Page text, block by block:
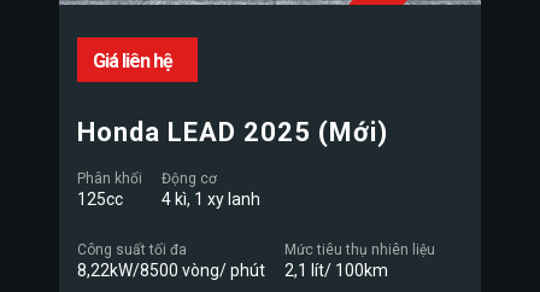
Giá liên hệ
Honda LEAD 2025 (Mới)
Phân khối
125cc
Động cơ
4 kì, 1 xy lanh
Công suất tối đa
8,22kW/8500 vòng/ phút
Mức tiêu thụ nhiên liệu
2,1 lít/ 100km